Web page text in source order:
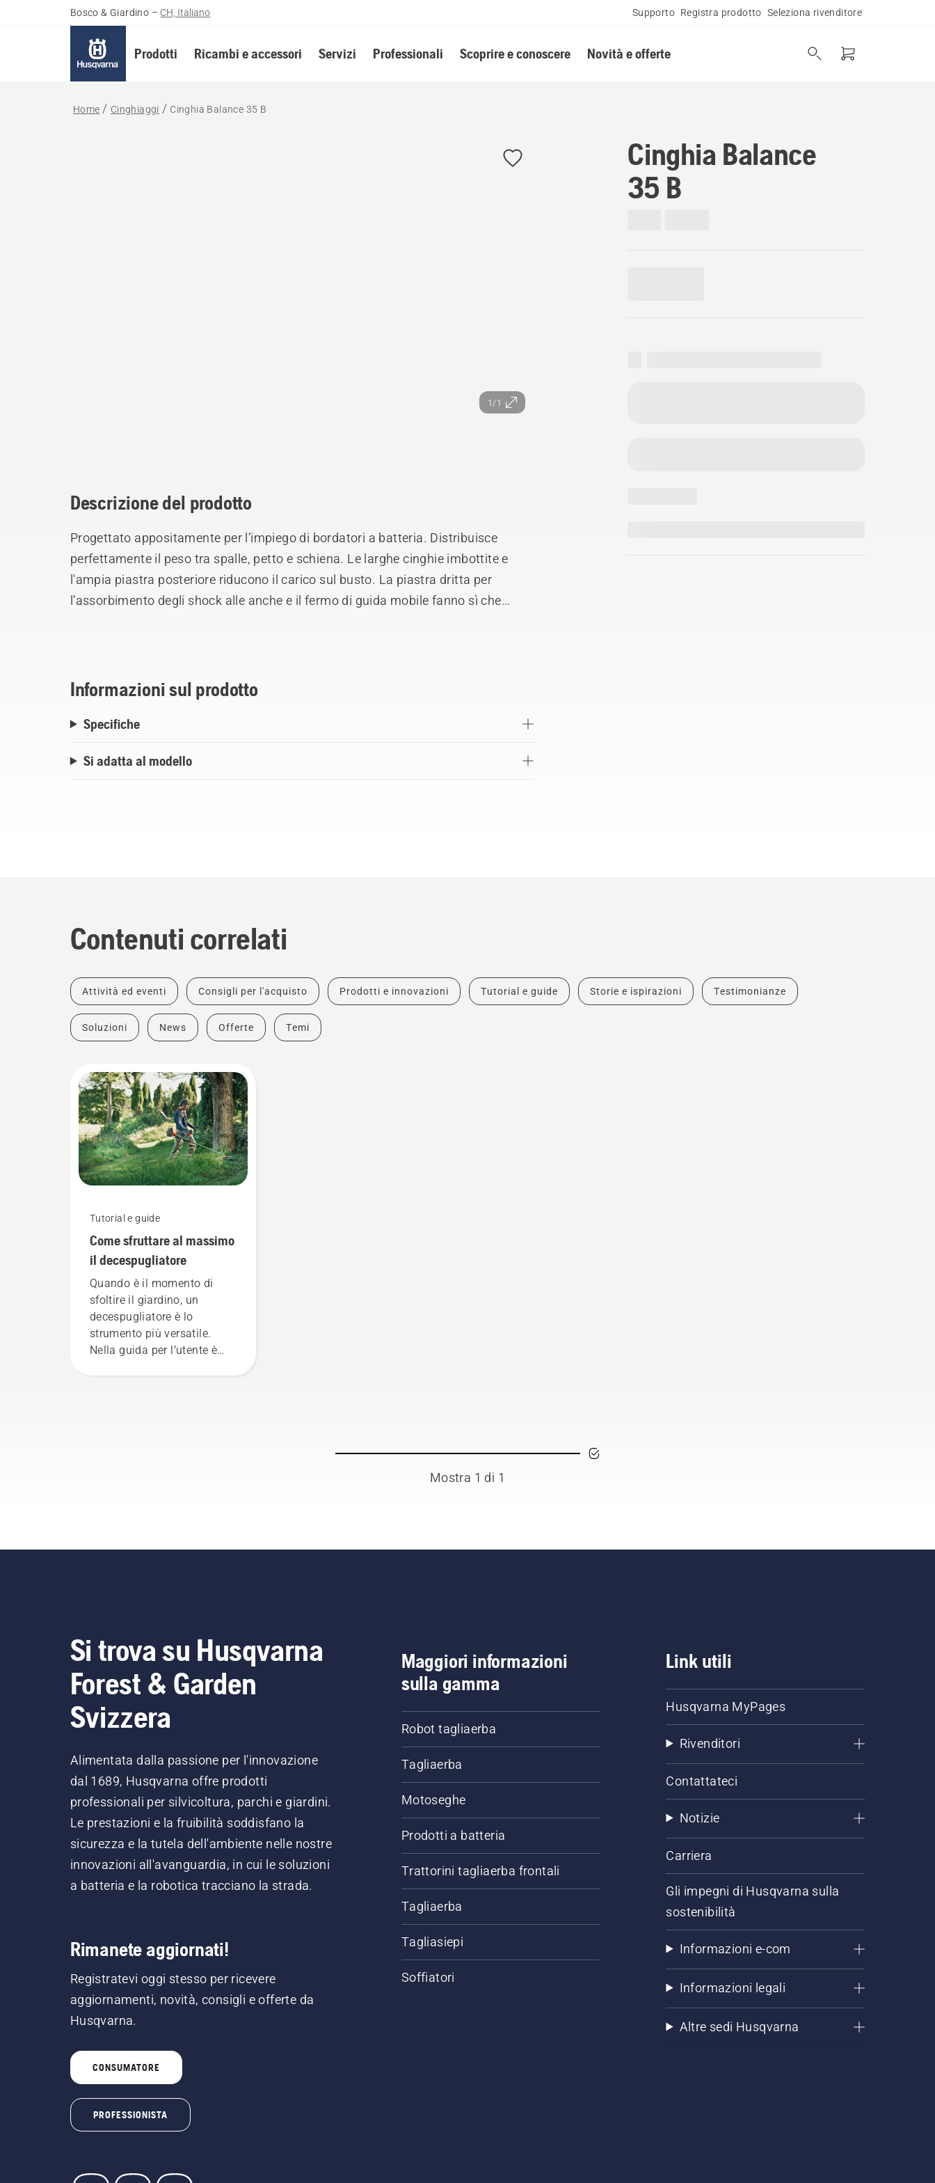
Bosco & Giardino – CH, Italiano Supporto Registra prodotto Seleziona rivenditore
Prodotti Ricambi e accessori Servizi Professionali Scoprire e conoscere Novità e offerte
Home Cinghiaggi Cinghia Balance 35 B
1/1
Cinghia Balance
35 B
Descrizione del prodotto
Progettato appositamente per l’impiego di bordatori a batteria. Distribuisce
perfettamente il peso tra spalle, petto e schiena. Le larghe cinghie imbottite e
l'ampia piastra posteriore riducono il carico sul busto. La piastra dritta per
l’assorbimento degli shock alle anche e il fermo di guida mobile fanno sì che
Informazioni sul prodotto
Specifiche
Si adatta al modello
Contenuti correlati
Attività ed eventi Consigli per l'acquisto Prodotti e innovazioni Tutorial e guide Storie e ispirazioni Testimonianze
Soluzioni News Offerte Temi
Tutorial e guide
Come sfruttare al massimo
il decespugliatore
Quando è il momento di
sfoltire il giardino, un
decespugliatore è lo
strumento più versatile.
Nella guida per l’utente è
Mostra 1 di 1
Si trova su Husqvarna
Forest & Garden
Svizzera
Alimentata dalla passione per l'innovazione
dal 1689, Husqvarna offre prodotti
professionali per silvicoltura, parchi e giardini.
Le prestazioni e la fruibilità soddisfano la
sicurezza e la tutela dell'ambiente nelle nostre
innovazioni all'avanguardia, in cui le soluzioni
a batteria e la robotica tracciano la strada.
Rimanete aggiornati!
Registratevi oggi stesso per ricevere
aggiornamenti, novità, consigli e offerte da
Husqvarna.
CONSUMATORE
PROFESSIONISTA
Maggiori informazioni
sulla gamma
Robot tagliaerba
Tagliaerba
Motoseghe
Prodotti a batteria
Trattorini tagliaerba frontali
Tagliaerba
Tagliasiepi
Soffiatori
Link utili
Husqvarna MyPages
Rivenditori
Contattateci
Notizie
Carriera
Gli impegni di Husqvarna sulla
sostenibilità
Informazioni e-com
Informazioni legali
Altre sedi Husqvarna